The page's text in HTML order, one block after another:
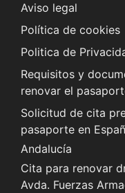
Aviso legal
Política de cookies
Politica de
Requisitos y
renovar el
Solicitud de cita
pasaporte en
Andalucía
Cita para renovar
Avda. Fuerzas